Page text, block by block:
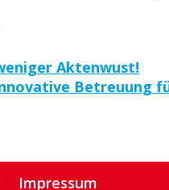
Aktenwust!
Betreuung
Impressum